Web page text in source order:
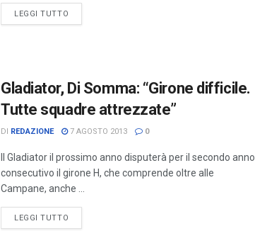
LEGGI TUTTO
Gladiator, Di Somma: “Girone difficile.
Tutte squadre attrezzate”
DI REDAZIONE 7 AGOSTO 2013 0
Il Gladiator il prossimo anno disputerà per il secondo anno
consecutivo il girone H, che comprende oltre alle
Campane, anche ...
LEGGI TUTTO